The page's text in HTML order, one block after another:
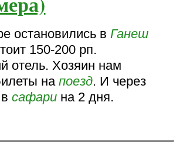
остановились в Ганеш
150-200 рп.
отель. Хозяин нам
напоезд. И через
всафари на 2 дня.